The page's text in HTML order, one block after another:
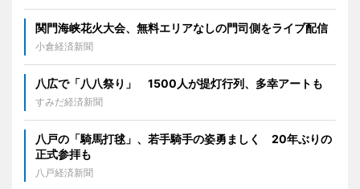
関門海峡花火大会、無料エリアなしの門司側をライブ配信
小倉経済新聞
八広で「八八祭り」 1500人が提灯行列、多幸アートも
すみだ経済新聞
八戸の「騎馬打毬」、若手騎手の姿勇ましく 20年ぶりの
正式参拝も
八戸経済新聞